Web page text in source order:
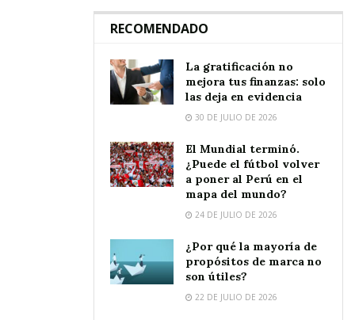
RECOMENDADO
La gratificación no
mejora tus finanzas: solo
las deja en evidencia
30 DE JULIO DE 2026
El Mundial terminó.
¿Puede el fútbol volver
a poner al Perú en el
mapa del mundo?
24 DE JULIO DE 2026
¿Por qué la mayoría de
propósitos de marca no
son útiles?
22 DE JULIO DE 2026